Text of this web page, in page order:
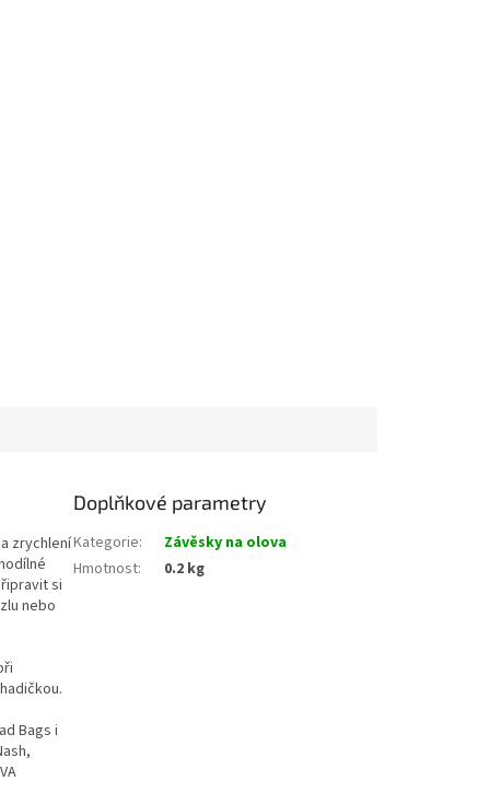
zrychlení
si
nebo
Bags i
Doplňkové parametry
Kategorie:
Závěsky na olova
Hmotnost: 0.2 kg